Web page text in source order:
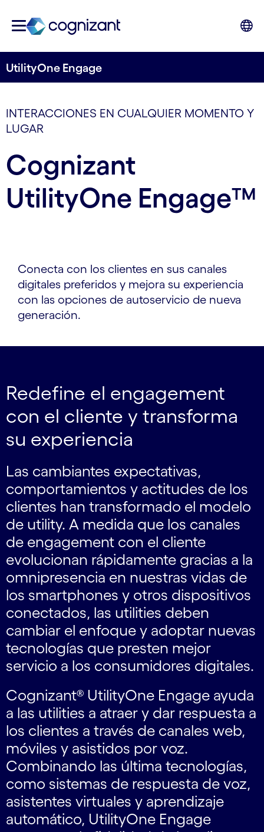
UtilityOne Engage
INTERACCIONES EN CUALQUIER MOMENTO Y
LUGAR
Cognizant
UtilityOne Engage™
Conecta con los clientes en sus canales
digitales preferidos y mejora su experiencia
con las opciones de autoservicio de nueva
generación.
Redefine el engagement
con el cliente y transforma
su experiencia
Las cambiantes expectativas,
comportamientos y actitudes de los
clientes han transformado el modelo
de utility. A medida que los canales
de engagement con el cliente
evolucionan rápidamente gracias a la
omnipresencia en nuestras vidas de
los smartphones y otros dispositivos
conectados, las utilities deben
cambiar el enfoque y adoptar nuevas
tecnologías que presten mejor
servicio a los consumidores digitales.
Cognizant® UtilityOne Engage ayuda
a las utilities a atraer y dar respuesta a
los clientes a través de canales web,
móviles y asistidos por voz.
Combinando las última tecnologías,
como sistemas de respuesta de voz,
asistentes virtuales y aprendizaje
automático, UtilityOne Engage